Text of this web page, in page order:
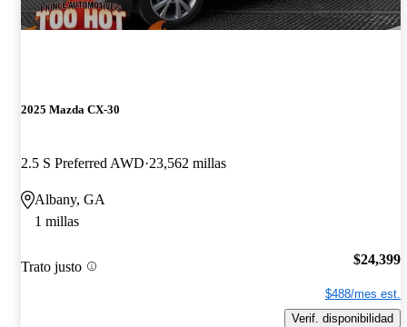
2025 Mazda CX-30
2.5 S Preferred AWD 23,562 millas
Albany, GA
1 millas
Trato justo $24,399
$488/mes est.
Verif. disponibilidad